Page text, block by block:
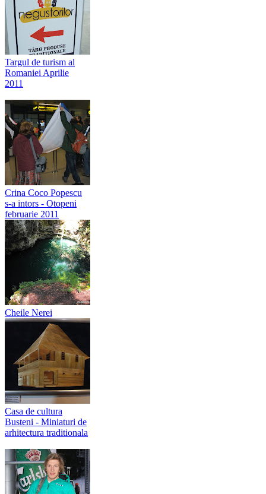
Targul de turism al
Romaniei Aprilie
2011
Crina Coco Popescu
s-a intors - Otopeni
februarie 2011
Cheile Nerei
Casa de cultura
Busteni - Miniaturi de
arhitectura traditionala